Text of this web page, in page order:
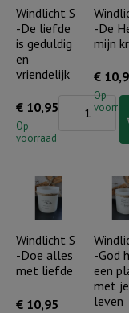
Windlicht S
-De liefde
is geduldig
en
vriendelijk
€ 10,95
Op
voorraad
Windlicht
liefde
is
geduldig
en
vriendelijk
-De
mijn
€
Op
voorraad
Windlicht S
-Doe alles
met liefde
€ 10,95
-God
een
met je
leven